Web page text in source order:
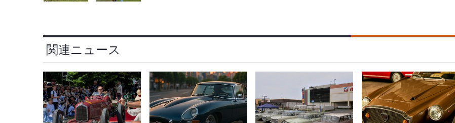
関連ニュース